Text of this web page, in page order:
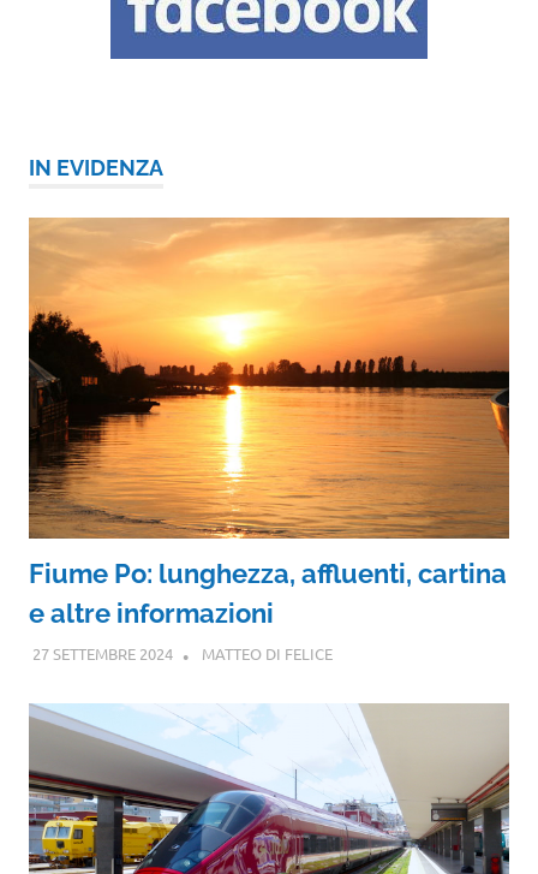
IN EVIDENZA
Fiume Po: lunghezza, affluenti, cartina
e altre informazioni
27 SETTEMBRE 2024 MATTEO DI FELICE